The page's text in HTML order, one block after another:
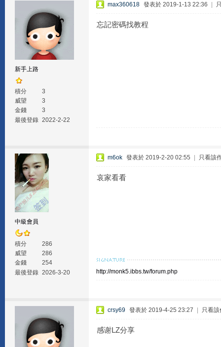
新手上路
積分
3
威望
3
金錢
3
最後登錄 2022-2-22
max360618 發表於 2019-1-13 22:36
忘記密碼找教程
中級會員
積分
286
威望
286
金錢
254
最後登錄 2026-3-20
m6ok 發表於 2019-2-20 02:55 只看該
哀家看看
http://monk5.ibbs.tw/forum.php
crsy69 發表於 2019-4-25 23:27 只看該
感谢LZ分享